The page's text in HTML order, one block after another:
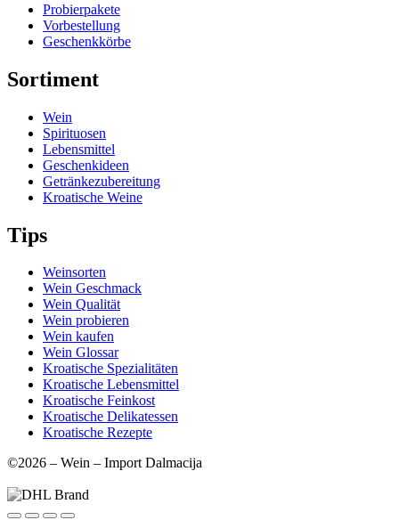
Probierpakete
Vorbestellung
Geschenkkörbe
Sortiment
Wein
Spirituosen
Lebensmittel
Geschenkideen
Getränkezubereitung
Kroatische Weine
Tips
Weinsorten
Wein Geschmack
Wein Qualität
Wein probieren
Wein kaufen
Wein Glossar
Kroatische Spezialitäten
Kroatische Lebensmittel
Kroatische Feinkost
Kroatische Delikatessen
Kroatische Rezepte
©2026 – Wein – Import Dalmacija